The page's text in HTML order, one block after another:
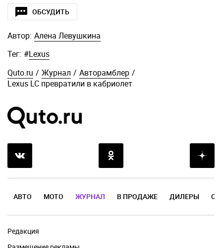
ОБСУДИТЬ
Автор: Алена Левушкина
Тег: #Lexus
Quto.ru / Журнал / Авторамблер /
Lexus LC превратили в кабриолет
АВТО МОТО ЖУРНАЛ В ПРОДАЖЕ ДИЛЕРЫ
Редакция